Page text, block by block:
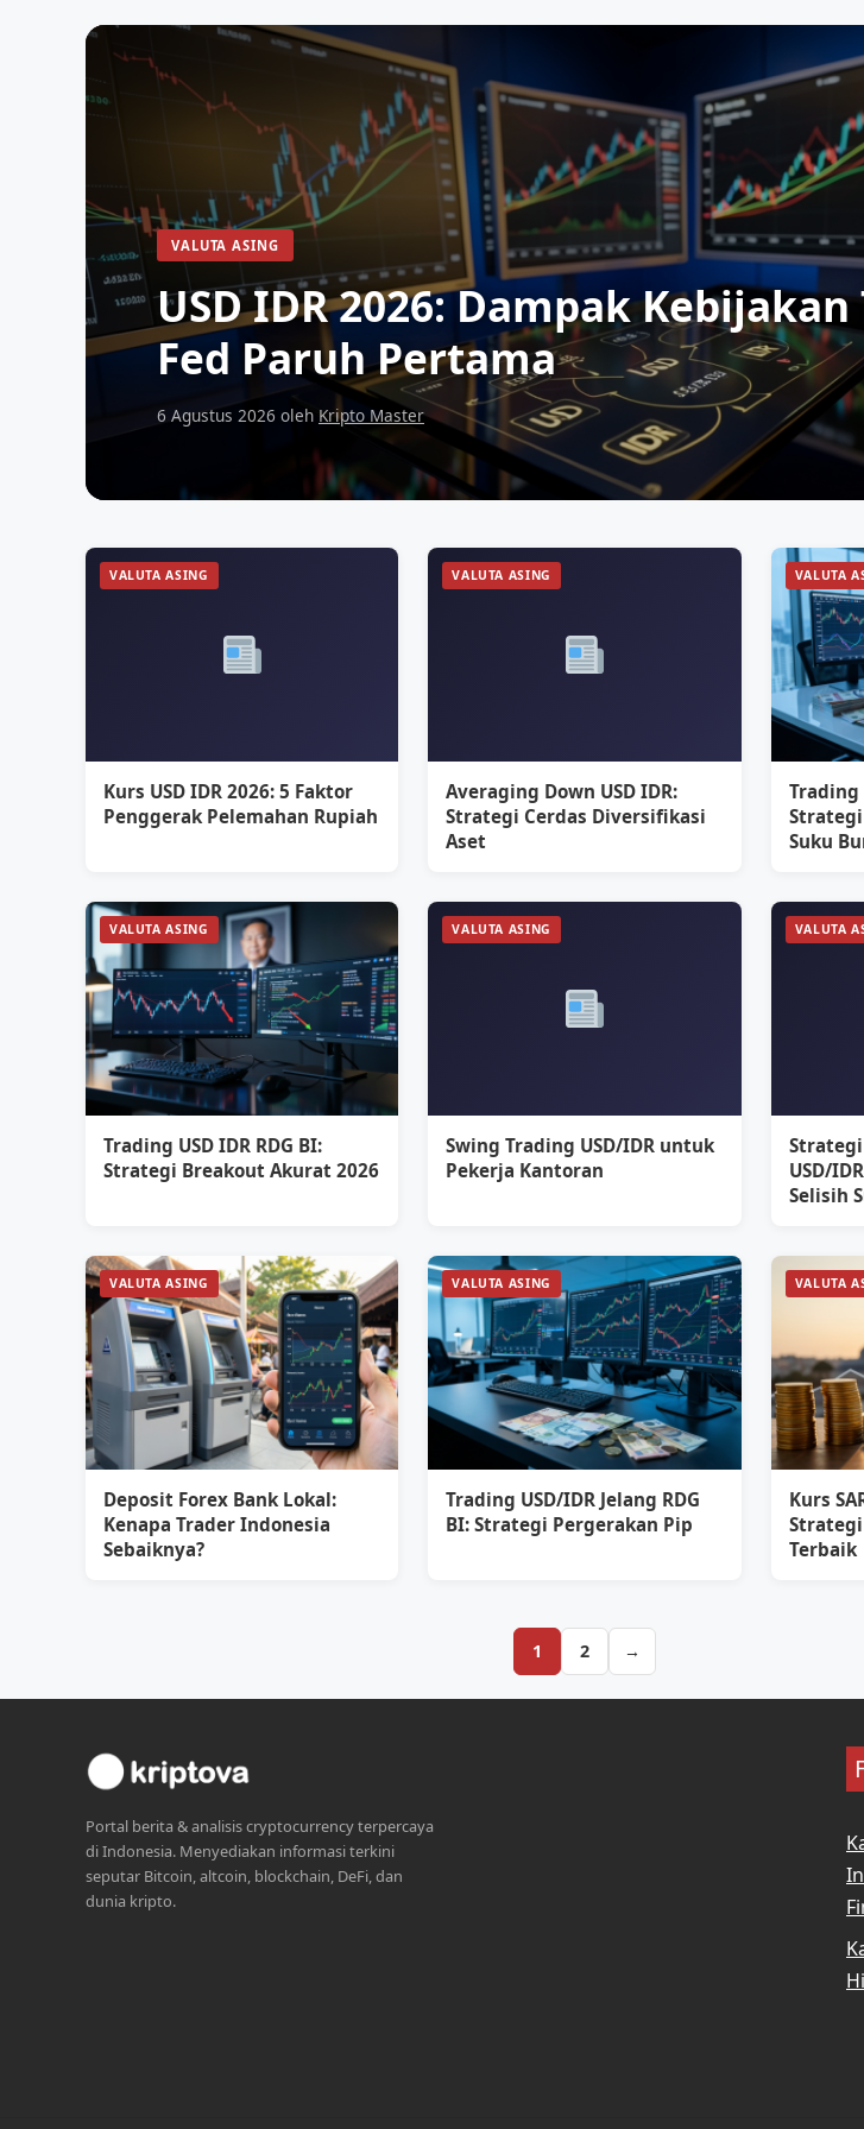
VALUTA ASING
USD IDR 2026: Dampak Kebijakan
Fed Paruh Pertama
6 Agustus 2026 oleh Kripto Master
VALUTA ASING
Kurs USD IDR 2026: 5 Faktor
Penggerak Pelemahan Rupiah
VALUTA ASING
Averaging Down USD IDR:
Strategi Cerdas Diversifikasi
Aset
VALUTA
Trading
Suku
VALUTA ASING
Trading USD IDR RDG BI:
Strategi Breakout Akurat 2026
VALUTA ASING
Swing Trading USD/IDR untuk
Pekerja Kantoran
VALUTA
Strategi
USD/
Selisih
VALUTA ASING
Deposit Forex Bank Lokal:
Kenapa Trader Indonesia
Sebaiknya?
VALUTA ASING
Trading USD/IDR Jelang RDG
BI: Strategi Pergerakan Pip
VALUTA
Kurs
Terbaik
1 2 →
Portal berita & analisis cryptocurrency terpercaya
di Indonesia. Menyediakan informasi terkini
seputar Bitcoin, altcoin, blockchain, DeFi, dan
dunia kripto.